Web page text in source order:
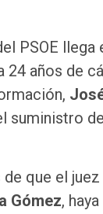
PSOE
24 años de
suministro
que el
Gómez,